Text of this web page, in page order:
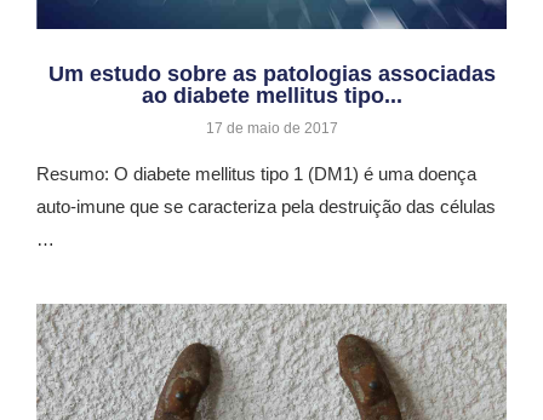
Um estudo sobre as patologias associadas
ao diabete mellitus tipo...
17 de maio de 2017
Resumo: O diabete mellitus tipo 1 (DM1) é uma doença
auto-imune que se caracteriza pela destruição das células
…